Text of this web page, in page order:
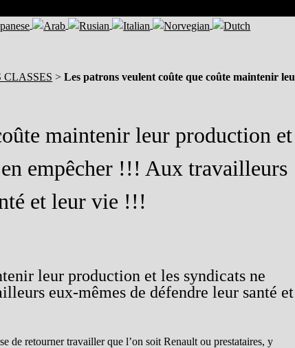
>Les patrons veulent coûte que coûte maintenir
maintenir leur production et
empêcher !!! Aux travailleurs
et leur vie !!!
leur production et les syndicats ne
eux-mêmes de défendre leur santé et
de retourner travailler que l’on soit Renault ou prestataires, y